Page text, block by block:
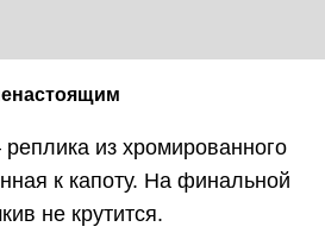
из хромированного
к капоту. На финальной
не крутится.